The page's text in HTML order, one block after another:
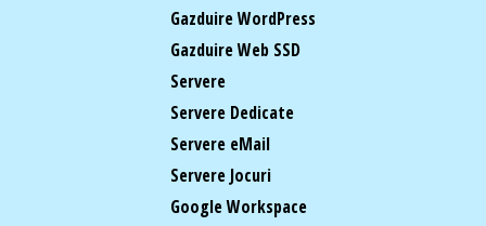
Gazduire WordPress
Gazduire Web SSD
Servere
Servere Dedicate
Servere eMail
Servere Jocuri
Google Workspace